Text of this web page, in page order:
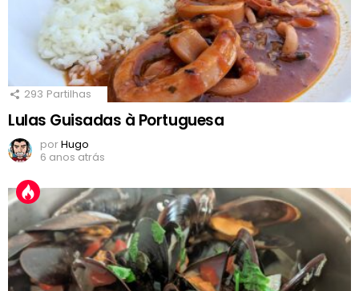
293 Partilhas
Lulas Guisadas à Portuguesa
porHugo
6 anos atrás